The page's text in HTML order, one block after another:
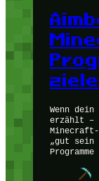
Wenn
erzählt –
„gut sein